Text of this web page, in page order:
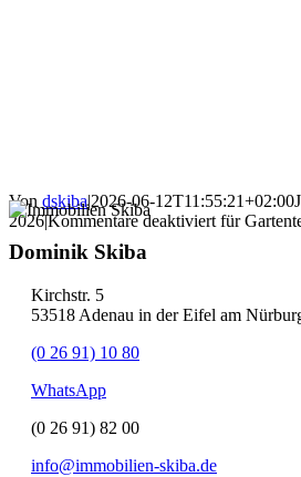
Von dskiba|2026-06-12T11:55:21+02:00
2026|Kommentare deaktiviert für
Dominik Skiba
Kirchstr. 5
53518 Adenau in der Eifel am
(0 26 91) 10 80
WhatsApp
(0 26 91) 82 00
info@immobilien-skiba.de